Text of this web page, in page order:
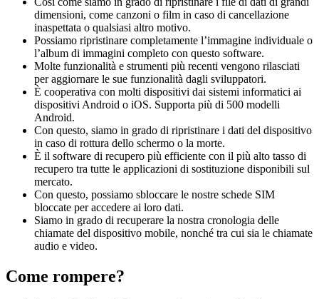
dimensioni, come canzoni o film in caso di cancellazione
inaspettata o qualsiasi altro motivo.
Possiamo ripristinare completamente l’immagine individuale o
l’album di immagini completo con questo software.
Molte funzionalità e strumenti più recenti vengono rilasciati
per aggiornare le sue funzionalità dagli sviluppatori.
È cooperativa con molti dispositivi dai sistemi informatici ai
dispositivi Android o iOS. Supporta più di 500 modelli
Android.
Con questo, siamo in grado di ripristinare i dati del dispositivo
in caso di rottura dello schermo o la morte.
È il software di recupero più efficiente con il più alto tasso di
recupero tra tutte le applicazioni di sostituzione disponibili sul
mercato.
Con questo, possiamo sbloccare le nostre schede SIM
bloccate per accedere ai loro dati.
Siamo in grado di recuperare la nostra cronologia delle
chiamate del dispositivo mobile, nonché tra cui sia le chiamate
audio e video.
Come rompere?